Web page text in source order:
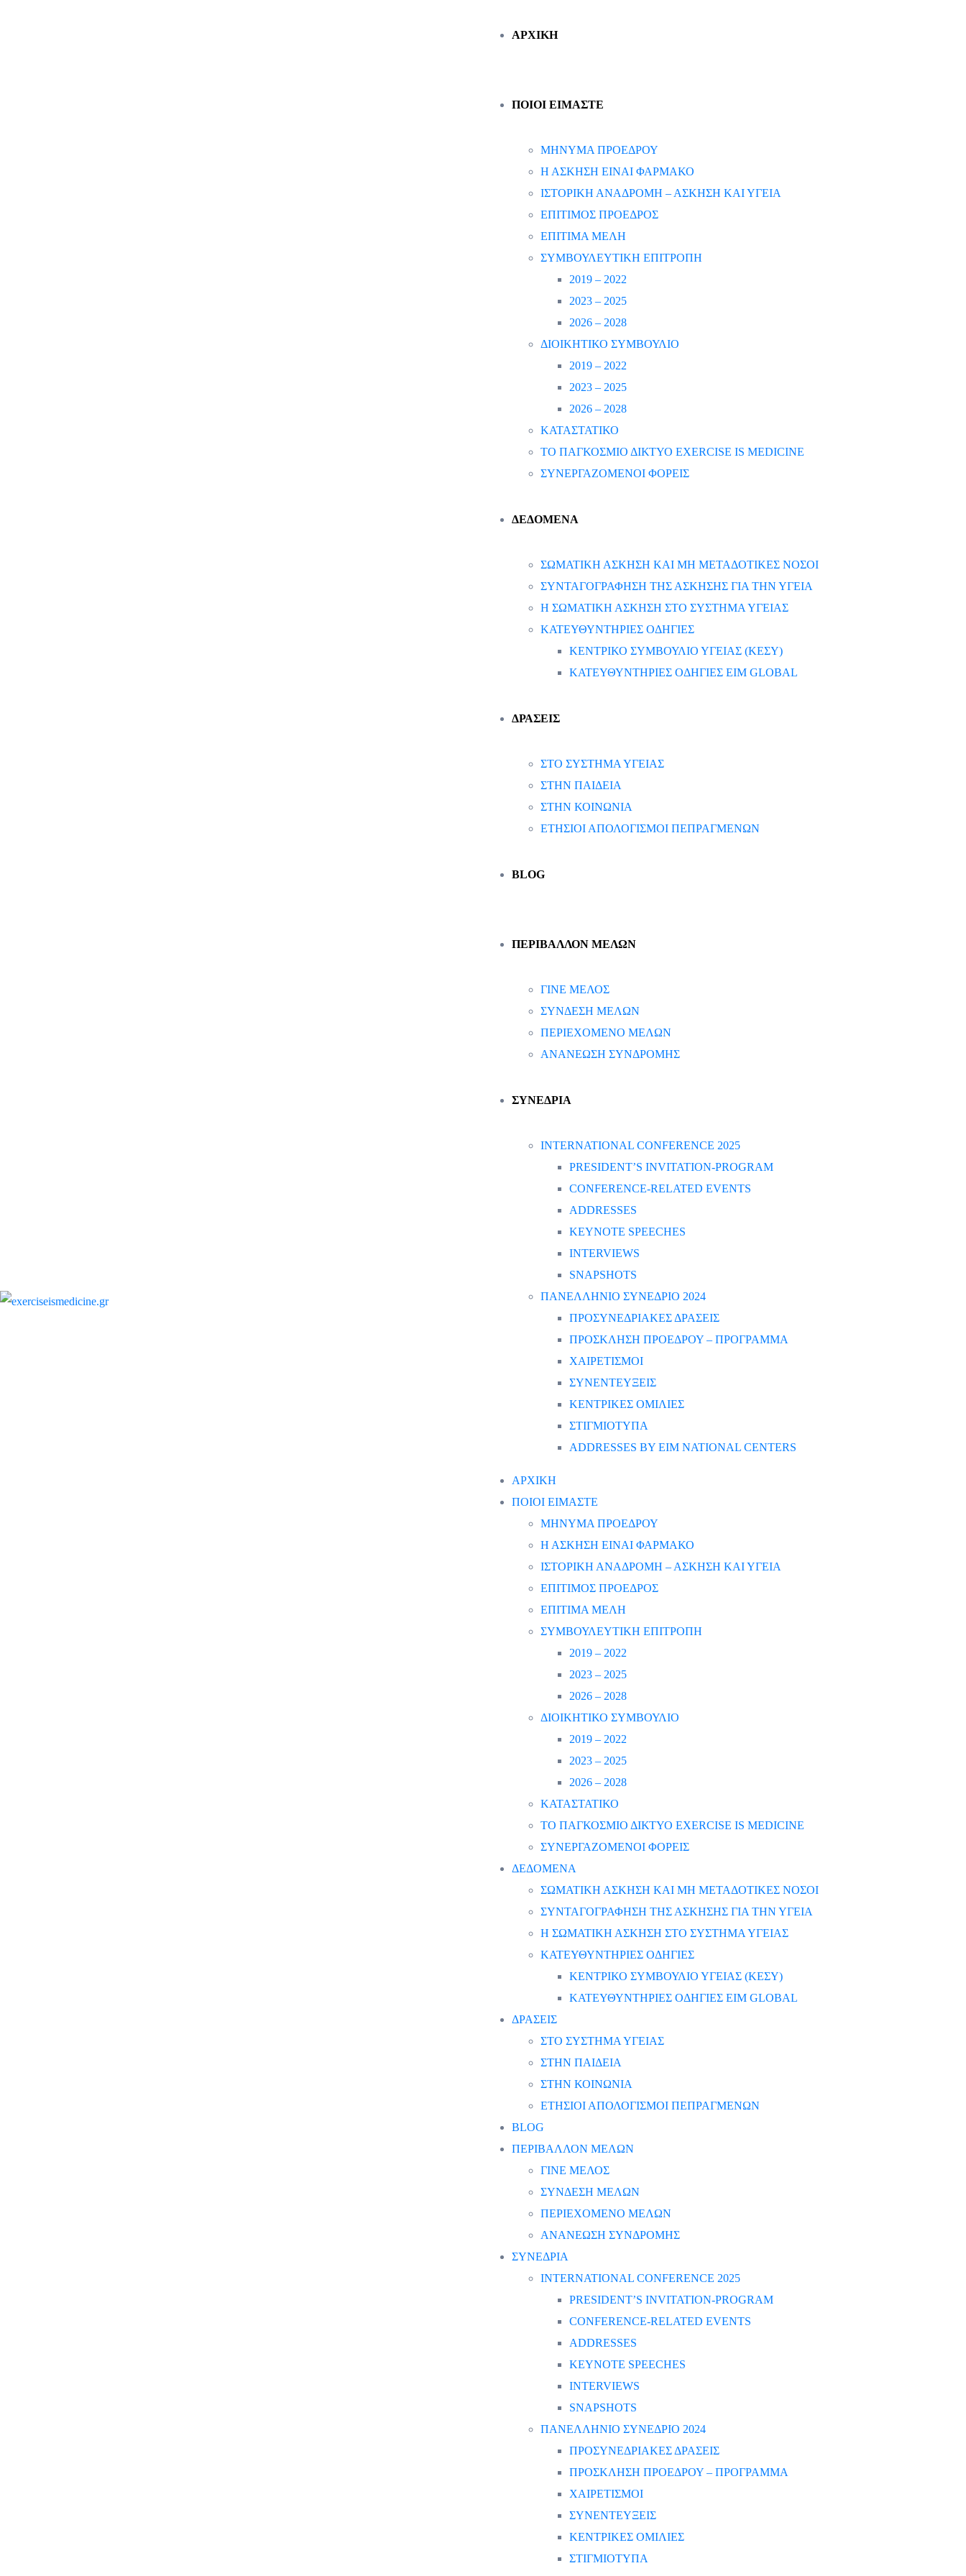
ΑΡΧΙΚΗ
ΠΟΙΟΙ ΕΙΜΑΣΤΕ
ΜΗΝΥΜΑ ΠΡΟΕΔΡΟΥ
Η ΑΣΚΗΣΗ ΕΙΝΑΙ ΦΑΡΜΑΚΟ
ΙΣΤΟΡΙΚΗ ΑΝΑΔΡΟΜΗ – ΑΣΚΗΣΗ ΚΑΙ ΥΓΕΙΑ
ΕΠΙΤΙΜΟΣ ΠΡΟΕΔΡΟΣ
ΕΠΙΤΙΜΑ ΜΕΛΗ
ΣΥΜΒΟΥΛΕΥΤΙΚΗ ΕΠΙΤΡΟΠΗ
2019 – 2022
2023 – 2025
2026 – 2028
ΔΙΟΙΚΗΤΙΚΟ ΣΥΜΒΟΥΛΙΟ
2019 – 2022
2023 – 2025
2026 – 2028
ΚΑΤΑΣΤΑΤΙΚΟ
ΤΟ ΠΑΓΚΟΣΜΙΟ ΔΙΚΤΥΟ EXERCISE IS MEDICINE
ΣΥΝΕΡΓΑΖΟΜΕΝΟΙ ΦΟΡΕΙΣ
ΔΕΔΟΜΕΝΑ
ΣΩΜΑΤΙΚΗ ΑΣΚΗΣΗ ΚΑΙ ΜΗ ΜΕΤΑΔΟΤΙΚΕΣ ΝΟΣΟΙ
ΣΥΝΤΑΓΟΓΡΑΦΗΣΗ ΤΗΣ ΑΣΚΗΣΗΣ ΓΙΑ ΤΗΝ ΥΓΕΙΑ
Η ΣΩΜΑΤΙΚΗ ΑΣΚΗΣΗ ΣΤΟ ΣΥΣΤΗΜΑ ΥΓΕΙΑΣ
ΚΑΤΕΥΘΥΝΤΗΡΙΕΣ ΟΔΗΓΙΕΣ
ΚΕΝΤΡΙΚΟ ΣΥΜΒΟΥΛΙΟ ΥΓΕΙΑΣ (ΚΕΣΥ)
ΚΑΤΕΥΘΥΝΤΗΡΙΕΣ ΟΔΗΓΙΕΣ EIM GLOBAL
ΔΡΑΣΕΙΣ
ΣΤΟ ΣΥΣΤΗΜΑ ΥΓΕΙΑΣ
ΣΤΗΝ ΠΑΙΔΕΙΑ
ΣΤΗΝ ΚΟΙΝΩΝΙΑ
ΕΤΗΣΙΟΙ ΑΠΟΛΟΓΙΣΜΟΙ ΠΕΠΡΑΓΜΕΝΩΝ
BLOG
ΠΕΡΙΒΑΛΛΟΝ ΜΕΛΩΝ
ΓΙΝΕ ΜΕΛΟΣ
ΣΥΝΔΕΣΗ ΜΕΛΩΝ
ΠΕΡΙΕΧΟΜΕΝΟ ΜΕΛΩΝ
ΑΝΑΝΕΩΣΗ ΣΥΝΔΡΟΜΗΣ
ΣΥΝΕΔΡΙΑ
INTERNATIONAL CONFERENCE 2025
PRESIDENT’S INVITATION-PROGRAM
CONFERENCE-RELATED EVENTS
ADDRESSES
KEYNOTE SPEECHES
INTERVIEWS
SNAPSHOTS
ΠΑΝΕΛΛΗΝΙΟ ΣΥΝΕΔΡΙΟ 2024
ΠΡΟΣΥΝΕΔΡΙΑΚΕΣ ΔΡΑΣΕΙΣ
ΠΡΟΣΚΛΗΣΗ ΠΡΟΕΔΡΟΥ – ΠΡΟΓΡΑΜΜΑ
ΧΑΙΡΕΤΙΣΜΟΙ
ΣΥΝΕΝΤΕΥΞΕΙΣ
ΚΕΝΤΡΙΚΕΣ ΟΜΙΛΙΕΣ
ΣΤΙΓΜΙΟΤΥΠΑ
ADDRESSES BY EIM NATIONAL CENTERS
ΑΡΧΙΚΗ
ΠΟΙΟΙ ΕΙΜΑΣΤΕ
ΜΗΝΥΜΑ ΠΡΟΕΔΡΟΥ
Η ΑΣΚΗΣΗ ΕΙΝΑΙ ΦΑΡΜΑΚΟ
ΙΣΤΟΡΙΚΗ ΑΝΑΔΡΟΜΗ – ΑΣΚΗΣΗ ΚΑΙ ΥΓΕΙΑ
ΕΠΙΤΙΜΟΣ ΠΡΟΕΔΡΟΣ
ΕΠΙΤΙΜΑ ΜΕΛΗ
ΣΥΜΒΟΥΛΕΥΤΙΚΗ ΕΠΙΤΡΟΠΗ
2019 – 2022
2023 – 2025
2026 – 2028
ΔΙΟΙΚΗΤΙΚΟ ΣΥΜΒΟΥΛΙΟ
2019 – 2022
2023 – 2025
2026 – 2028
ΚΑΤΑΣΤΑΤΙΚΟ
ΤΟ ΠΑΓΚΟΣΜΙΟ ΔΙΚΤΥΟ EXERCISE IS MEDICINE
ΣΥΝΕΡΓΑΖΟΜΕΝΟΙ ΦΟΡΕΙΣ
ΔΕΔΟΜΕΝΑ
ΣΩΜΑΤΙΚΗ ΑΣΚΗΣΗ ΚΑΙ ΜΗ ΜΕΤΑΔΟΤΙΚΕΣ ΝΟΣΟΙ
ΣΥΝΤΑΓΟΓΡΑΦΗΣΗ ΤΗΣ ΑΣΚΗΣΗΣ ΓΙΑ ΤΗΝ ΥΓΕΙΑ
Η ΣΩΜΑΤΙΚΗ ΑΣΚΗΣΗ ΣΤΟ ΣΥΣΤΗΜΑ ΥΓΕΙΑΣ
ΚΑΤΕΥΘΥΝΤΗΡΙΕΣ ΟΔΗΓΙΕΣ
ΚΕΝΤΡΙΚΟ ΣΥΜΒΟΥΛΙΟ ΥΓΕΙΑΣ (ΚΕΣΥ)
ΚΑΤΕΥΘΥΝΤΗΡΙΕΣ ΟΔΗΓΙΕΣ EIM GLOBAL
ΔΡΑΣΕΙΣ
ΣΤΟ ΣΥΣΤΗΜΑ ΥΓΕΙΑΣ
ΣΤΗΝ ΠΑΙΔΕΙΑ
ΣΤΗΝ ΚΟΙΝΩΝΙΑ
ΕΤΗΣΙΟΙ ΑΠΟΛΟΓΙΣΜΟΙ ΠΕΠΡΑΓΜΕΝΩΝ
BLOG
ΠΕΡΙΒΑΛΛΟΝ ΜΕΛΩΝ
ΓΙΝΕ ΜΕΛΟΣ
ΣΥΝΔΕΣΗ ΜΕΛΩΝ
ΠΕΡΙΕΧΟΜΕΝΟ ΜΕΛΩΝ
ΑΝΑΝΕΩΣΗ ΣΥΝΔΡΟΜΗΣ
ΣΥΝΕΔΡΙΑ
INTERNATIONAL CONFERENCE 2025
PRESIDENT’S INVITATION-PROGRAM
CONFERENCE-RELATED EVENTS
ADDRESSES
KEYNOTE SPEECHES
INTERVIEWS
SNAPSHOTS
ΠΑΝΕΛΛΗΝΙΟ ΣΥΝΕΔΡΙΟ 2024
ΠΡΟΣΥΝΕΔΡΙΑΚΕΣ ΔΡΑΣΕΙΣ
ΠΡΟΣΚΛΗΣΗ ΠΡΟΕΔΡΟΥ – ΠΡΟΓΡΑΜΜΑ
ΧΑΙΡΕΤΙΣΜΟΙ
ΣΥΝΕΝΤΕΥΞΕΙΣ
ΚΕΝΤΡΙΚΕΣ ΟΜΙΛΙΕΣ
ΣΤΙΓΜΙΟΤΥΠΑ